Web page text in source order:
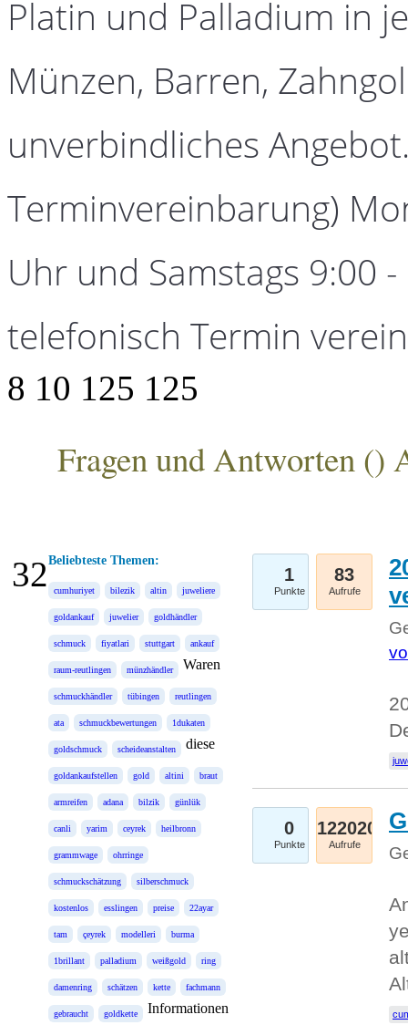
Platin und Palladium in
Münzen, Barren,
unverbindliches
Terminvereinbarung)
Uhr und Samstags 9:00
telefonisch Termin
8 10 125 125
Fragen und Antworten ()
Beliebteste Themen:
cumhuriyet bilezik altin juweliere
goldankauf juwelier goldhändler
schmuck fiyatlari stuttgart ankauf
raum-reutlingen münzhändler
schmuckhändler tübingen reutlingen
ata schmuckbewertungen 1dukaten
goldschmuck scheideanstalten
goldankaufstellen gold altini braut
armreifen adana bilzik günlük
canli yarim ceyrek heilbronn
grammwage ohrringe
schmuckschätzung silberschmuck
kostenlos esslingen preise 22ayar
tam çeyrek modelleri burma
1brillant palladium weißgold ring
damenring schätzen kette fachmann
gebraucht goldkette
Waren
diese
Informationen
1
Punkte
83
Aufrufe
0
Punkte
122020
Aufrufe
32